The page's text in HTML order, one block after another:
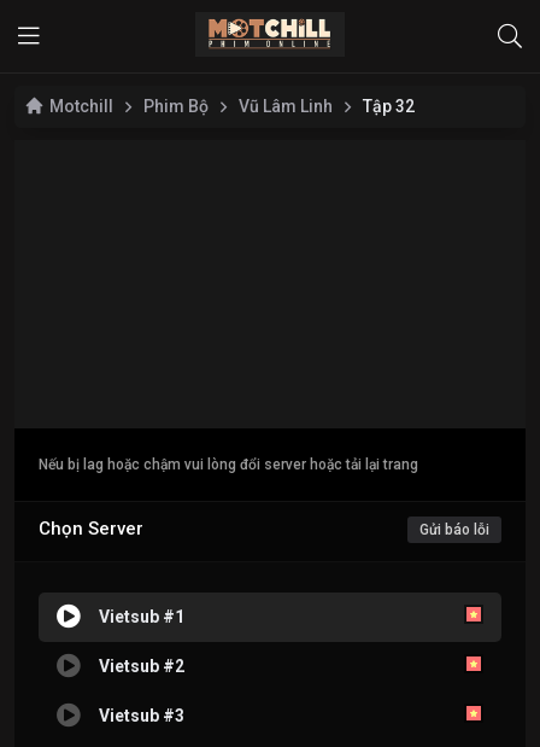
Motchill Phim Bộ Vũ Lâm Linh Tập 32
Nếu bị lag hoặc chậm vui lòng đổi server hoặc tải lại trang
Chọn Server Gửi báo lỗi
Vietsub #1
Vietsub #2
Vietsub #3